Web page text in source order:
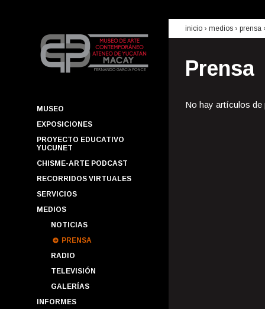
MUSEO
EXPOSICIONES
PROYECTO EDUCATIVO
YUCUNET
CHISME-ARTE PODCAST
RECORRIDOS VIRTUALES
SERVICIOS
MEDIOS
NOTICIAS
PRENSA
RADIO
TELEVISIÓN
GALERÍAS
INFORMES
inicio › medios › prensa
Prensa
No hay artículos de